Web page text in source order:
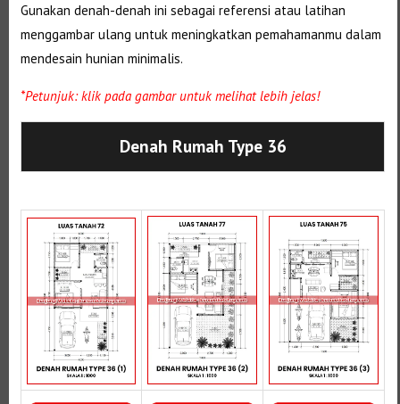
Gunakan denah-denah ini sebagai referensi atau latihan
menggambar ulang untuk meningkatkan pemahamanmu dalam
mendesain hunian minimalis.
*Petunjuk: klik pada gambar untuk melihat lebih jelas!
Denah Rumah Type 36